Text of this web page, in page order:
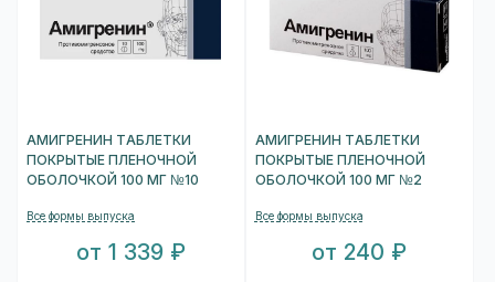
АМИГРЕНИН ТАБЛЕТКИ
ПОКРЫТЫЕ ПЛЕНОЧНОЙ
ОБОЛОЧКОЙ 100 МГ №10
Все формы выпуска
от 1 339 ₽
АМИГРЕНИН ТАБЛЕТКИ
ПОКРЫТЫЕ ПЛЕНОЧНОЙ
ОБОЛОЧКОЙ 100 МГ №2
Все формы выпуска
от 240 ₽